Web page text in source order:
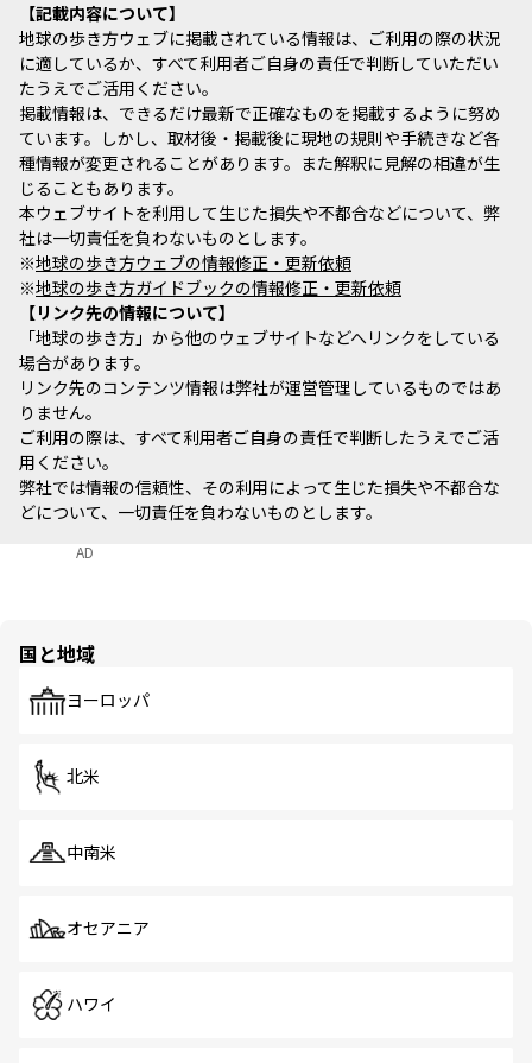
記載内容について
地球の歩き方ウェブに掲載されている情報は、ご利用の際の状況
に適しているか、すべて利用者ご自身の責任で判断していただい
たうえでご活用ください。
掲載情報は、できるだけ最新で正確なものを掲載するように努め
ています。しかし、取材後・掲載後に現地の規則や手続きなど各
種情報が変更されることがあります。また解釈に見解の相違が生
じることもあります。
本ウェブサイトを利用して生じた損失や不都合などについて、弊
社は一切責任を負わないものとします。
※地球の歩き方ウェブの情報修正・更新依頼
※地球の歩き方ガイドブックの情報修正・更新依頼
リンク先の情報について
「地球の歩き方」から他のウェブサイトなどへリンクをしている
場合があります。
リンク先のコンテンツ情報は弊社が運営管理しているものではあ
りません。
ご利用の際は、すべて利用者ご自身の責任で判断したうえでご活
用ください。
弊社では情報の信頼性、その利用によって生じた損失や不都合な
どについて、一切責任を負わないものとします。
AD
国と地域
ヨーロッパ
北米
中南米
オセアニア
ハワイ